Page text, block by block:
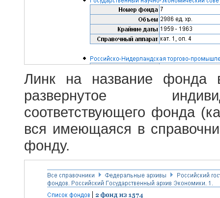
Линк на название фонда
развернутое
соответствующего фонда
вся имеющаяся в
фонду.